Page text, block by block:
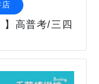
店
】高普考/三四